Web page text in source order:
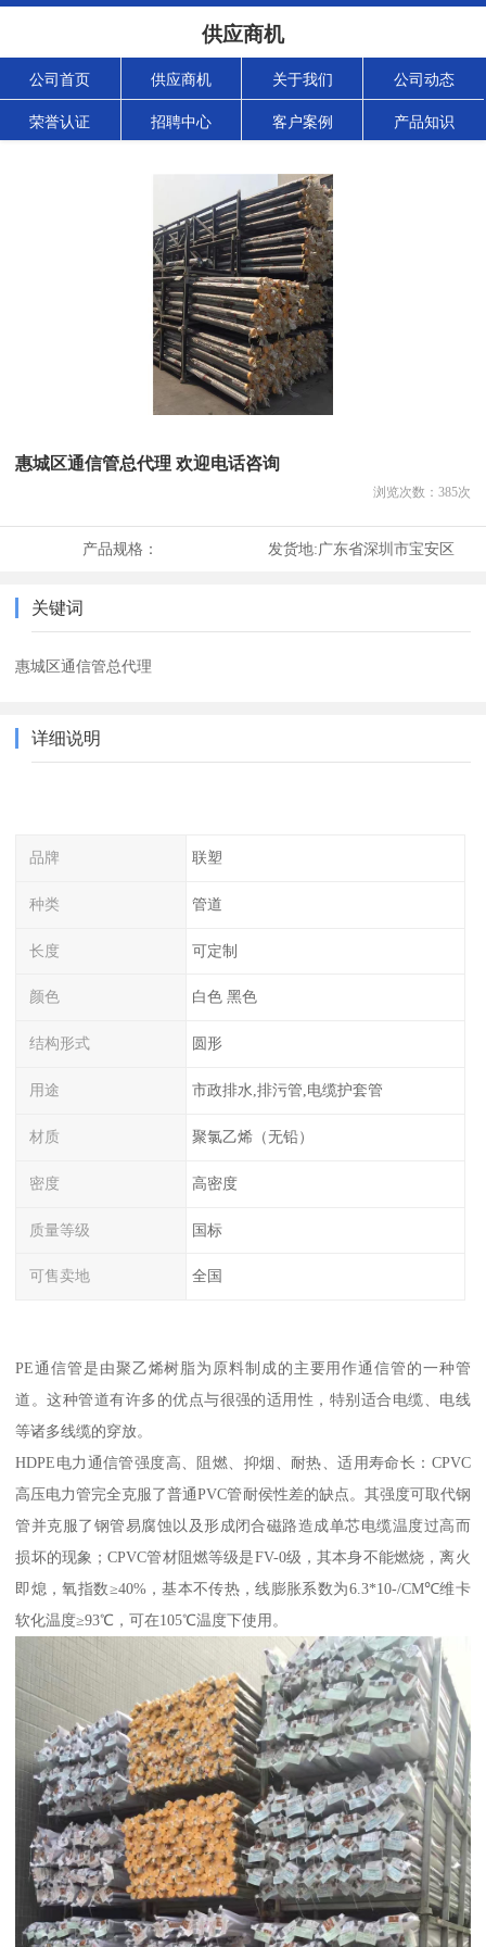
供应商机
公司首页 供应商机 关于我们 公司动态
荣誉认证 招聘中心 客户案例 产品知识
惠城区通信管总代理 欢迎电话咨询
浏览次数： 385次
产品规格： 发货地:广东省深圳市宝安区
关键词
惠城区通信管总代理
详细说明
品牌 联塑
种类 管道
长度 可定制
颜色 白色 黑色
结构形式 圆形
用途 市政排水,排污管,电缆护套管
材质 聚氯乙烯（无铅）
密度 高密度
质量等级 国标
可售卖地 全国
PE通信管是由聚乙烯树脂为原料制成的主要用作通信管的一种管
道。这种管道有许多的优点与很强的适用性，特别适合电缆、电线
等诸多线缆的穿放。
HDPE电力通信管强度高、阻燃、抑烟、耐热、适用寿命长：CPVC
高压电力管完全克服了普通PVC管耐侯性差的缺点。其强度可取代钢
管并克服了钢管易腐蚀以及形成闭合磁路造成单芯电缆温度过高而
损坏的现象；CPVC管材阻燃等级是FV-0级，其本身不能燃烧，离火
即熄，氧指数≥40%，基本不传热，线膨胀系数为6.3*10-/CM℃维卡
软化温度≥93℃，可在105℃温度下使用。